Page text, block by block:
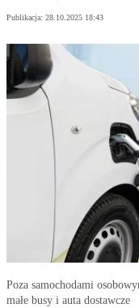
Publikacja: 28.10.2025 18:43
Poza samochodami
małe busy i auta dostawcze